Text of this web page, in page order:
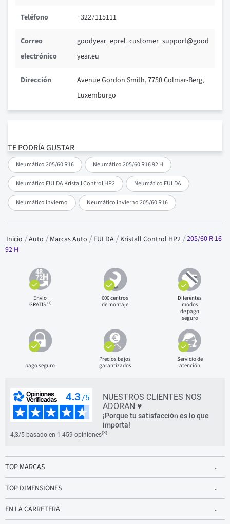
TE PODRÍA GUSTAR
Neumático 205/60 R16 Neumático 205/60 R16 92 H
Neumático FULDA Kristall Control HP2 Neumático FULDA
Neumático invierno Neumático invierno 205/60 R16
Teléfono +3227115111
Correo
electrónico
goodyear_eprel_customer_support@good
year.eu
Dirección
Avenue Gordon Smith, 7750 Colmar-Berg,
Luxemburgo
Inicio Auto Marcas Auto FULDA Kristall Control HP2 205/60 R 16
92 H
Envío
GRATIS(1)
600 centros
de montaje
Diferentes
modos
de pago
seguro
pago seguro
Precios bajos
garantizados
Servicio de
atención
NUESTROS CLIENTES NOS
ADORAN ♥
¡Porque tu satisfacción es lo que
importa!
4,3/5 basado en 1 459 opiniones(3)
TOP MARCAS
TOP DIMENSIONES
EN LA CARRETERA